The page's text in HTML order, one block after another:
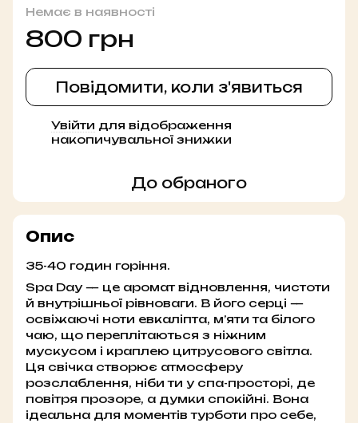
Немає в наявності
800 грн
Повідомити, коли з'явиться
Увійти для відображення
накопичувальної знижки
До обраного
Опис
35-40 годин горіння.
Spa Day — це аромат відновлення, чистоти
й внутрішньої рівноваги. В його серці —
освіжаючі ноти евкаліпта, м’яти та білого
чаю, що переплітаються з ніжним
мускусом і краплею цитрусового світла.
Ця свічка створює атмосферу
розслаблення, ніби ти у спа-просторі, де
повітря прозоре, а думки спокійні. Вона
ідеальна для моментів турботи про себе,